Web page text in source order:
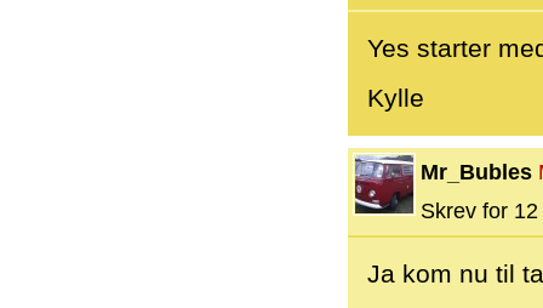
Yes starter
Kylle
Mr_Bubles
Skrev for
Ja kom nu til